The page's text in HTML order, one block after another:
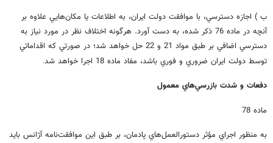
ب ) اجازه دسترسي، با موافقت دولت ايران، به اطلاعات يا مكان‌هايي علاوه بر
آنچه در ماده 76 ذكر شده، به دست آورد. هرگونه اختلاف نظر در مورد نياز به
دسترسي اضافي بر طبق مواد 21 و 22 حل خواهد شد؛ در صورتي كه اقداماتي
توسط دولت ايران ضروري و فوري باشد، مفاد ماده 18 اجرا خواهد شد
.
دفعات و شدت بازرسي‌هاي معمول
ماده 78
به منظور اجراي مؤثر دستورالعمل‌هاي پادمان، بر طبق اين موافقت‌نامه آژانس بايد